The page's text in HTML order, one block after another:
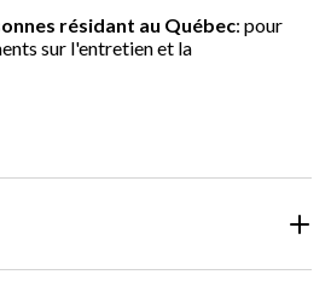
résidant au Québec: pour
sur l'entretien et la